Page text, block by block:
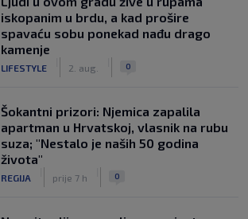
iskopanim u brdu, a kad prošire
spavaću sobu ponekad nađu drago
kamenje
LIFESTYLE 2. aug. 0
Šokantni prizori: Njemica zapalila
apartman u Hrvatskoj, vlasnik na rubu
suza; "Nestalo je naših 50 godina
života"
REGIJA prije 7 h 0